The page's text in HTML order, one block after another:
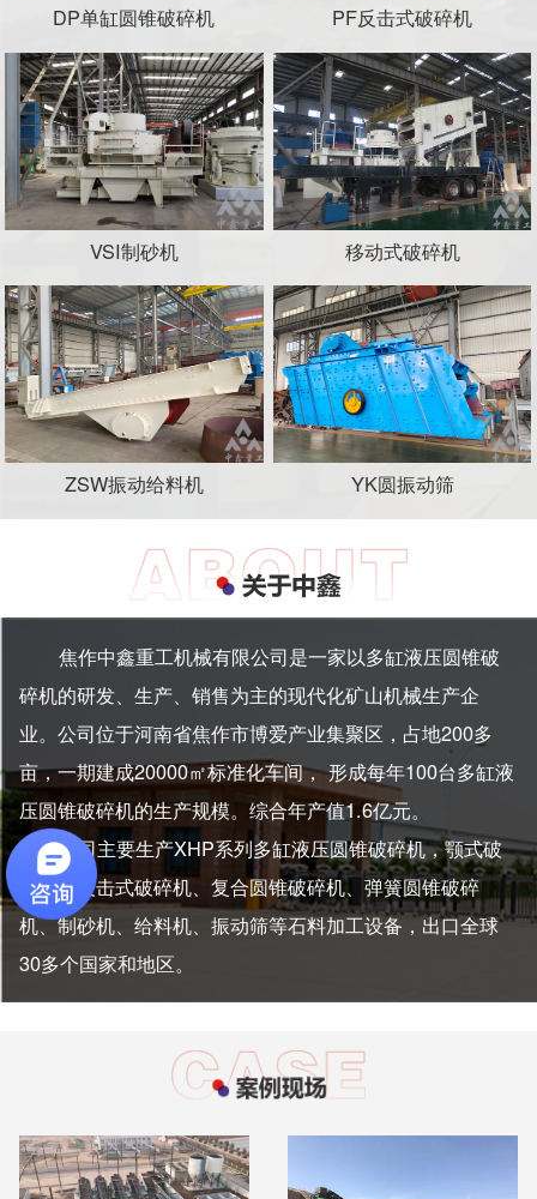
DP单缸圆锥破碎机 PF反击式破碎机
VSI制砂机 移动式破碎机
ZSW振动给料机 YK圆振动筛
焦作中鑫重工机械有限公司是一家以多缸液压圆锥破
碎机的研发、生产、销售为主的现代化矿山机械生产企
业。公司位于河南省焦作市博爱产业集聚区，占地200多
亩，一期建成20000㎡标准化车间， 形成每年100台多缸液
压圆锥破碎机的生产规模。综合年产值1.6亿元。
公司主要生产XHP系列多缸液压圆锥破碎机，颚式破
碎机、反击式破碎机、复合圆锥破碎机、弹簧圆锥破碎
机、制砂机、给料机、振动筛等石料加工设备，出口全球
30多个国家和地区。